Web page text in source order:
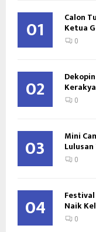
01 Calon
Ketua
0
02 0
03 Mini
0
04 Naik
0